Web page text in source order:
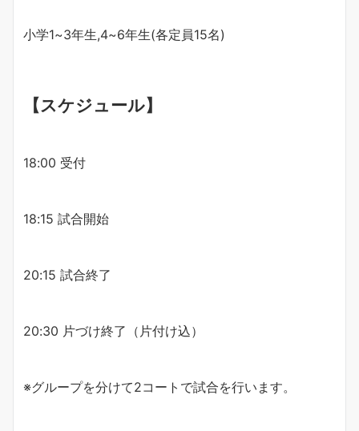
小学1~3年生,4~6年生(各定員15名)
【スケジュール】
18:00 受付
18:15 試合開始
20:15 試合終了
20:30 片づけ終了（片付け込）
※グループを分けて2コートで試合を行います。